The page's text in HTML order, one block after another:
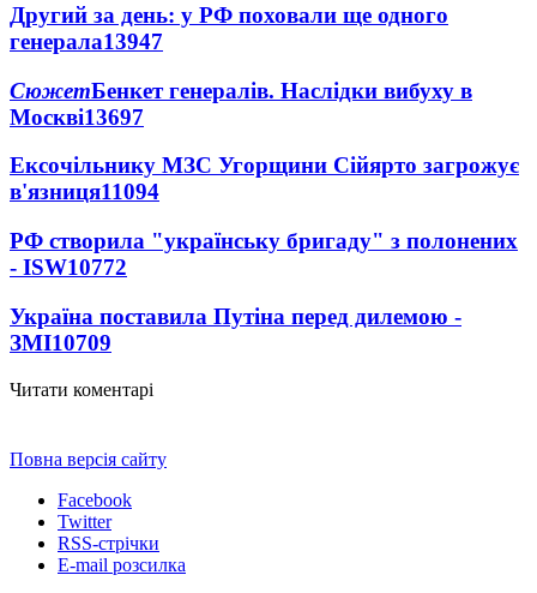
Другий за день: у РФ поховали ще одного
генерала13947
СюжетБенкет генералів. Наслідки вибуху в
Москві13697
Ексочільнику МЗС Угорщини Сійярто загрожує
в'язниця11094
РФ створила "українську бригаду" з полонених
- ISW10772
Україна поставила Путіна перед дилемою -
ЗМІ10709
Читати коментарі
Повна версія сайту
Facebook
Twitter
RSS-стрічки
E-mail розсилка